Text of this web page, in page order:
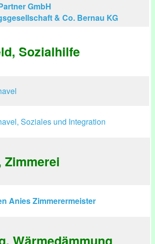
GmbH
& Co. Bernau KG
Sozialhilfe
Soziales und Integration
Zimmerei
Anies Zimmerermeister